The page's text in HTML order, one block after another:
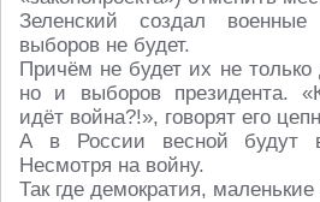
Зеленский создал
выборов не будет.
Причём не будет их не
но и выборов президента.
идёт война?!», говорят его
А в России весной будут
Несмотря на войну.
Так где демократия,